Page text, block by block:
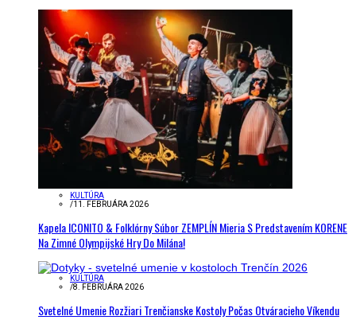
KULTÚRA
/11. FEBRUÁRA 2026
Kapela ICONITO & Folklórny Súbor ZEMPLÍN Mieria S Predstavením KORENE
Na Zimné Olympijské Hry Do Milána!
KULTÚRA
/8. FEBRUÁRA 2026
Svetelné Umenie Rozžiari Trenčianske Kostoly Počas Otváracieho Víkendu